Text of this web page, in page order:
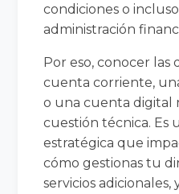
condiciones o
administración
Por eso, conocer las
cuenta corriente,
o una cuenta digital
cuestión técnica. Es
estratégica que
cómo gestionas tu
servicios